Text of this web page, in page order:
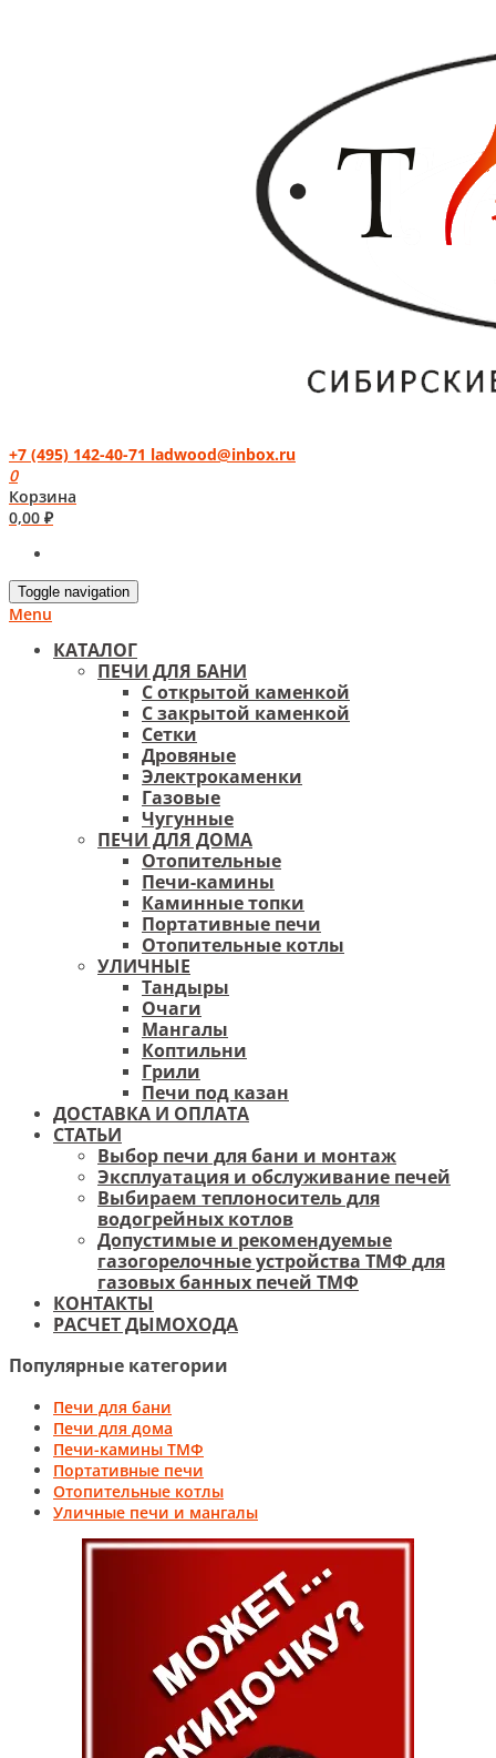
+7 (495) 142-40-71 ladwood@inbox.ru
0
Корзина
0,00 ₽
Toggle navigation
Menu
КАТАЛОГ
ПЕЧИ ДЛЯ БАНИ
С открытой каменкой
С закрытой каменкой
Сетки
Дровяные
Электрокаменки
Газовые
Чугунные
ПЕЧИ ДЛЯ ДОМА
Отопительные
Печи-камины
Каминные топки
Портативные печи
Отопительные котлы
УЛИЧНЫЕ
Тандыры
Очаги
Мангалы
Коптильни
Грили
Печи под казан
ДОСТАВКА И ОПЛАТА
СТАТЬИ
Выбор печи для бани и монтаж
Эксплуатация и обслуживание печей
Выбираем теплоноситель для
водогрейных котлов
Допустимые и рекомендуемые
газогорелочные устройства ТМФ для
газовых банных печей ТМФ
КОНТАКТЫ
РАСЧЕТ ДЫМОХОДА
Популярные категории
Печи для бани
Печи для дома
Печи-камины ТМФ
Портативные печи
Отопительные котлы
Уличные печи и мангалы